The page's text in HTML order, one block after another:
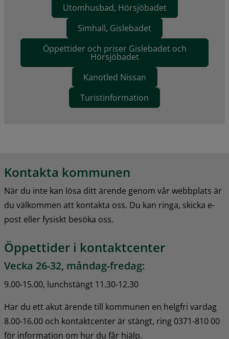
Utomhusbad, Hörsjöbadet
Simhall, Gislebadet
Öppettider och priser Gislebadet och
Hörsjöbadet
Kanotled Nissan
Turistinformation
Kontakta kommunen
När du inte kan lösa ditt ärende genom vår webbplats är
du välkommen att kontakta oss. Du kan ringa, skicka e-
post eller fysiskt besöka oss.
Öppettider i kontaktcenter
Vecka 26-32, måndag-fredag:
9.00-15.00, lunchstängt 11.30-12.30
Har du ett akut ärende till kommunen en helgfri vardag
8.00-16.00 och kontaktcenter är stängt, ring 0371-810 00
för information om hur du får hjälp.